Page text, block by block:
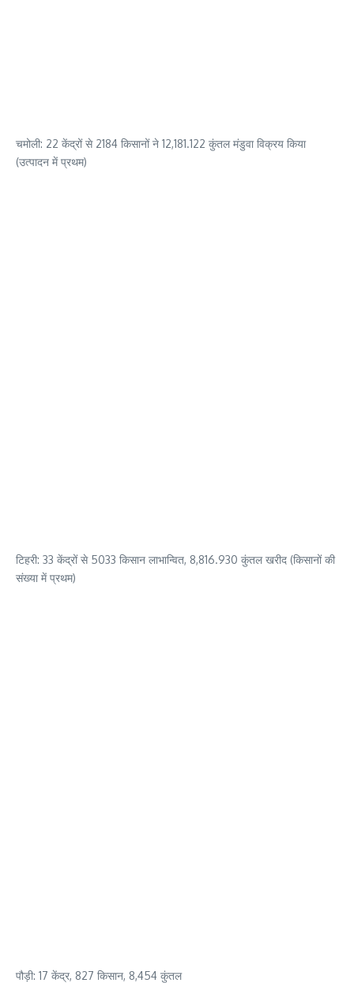
चमोली: 22 केंद्रों से 2184 किसानों ने 12,181.122 कुंतल मंडुवा विक्रय किया
(उत्पादन में प्रथम)
टिहरी: 33 केंद्रों से 5033 किसान लाभान्वित, 8,816.930 कुंतल खरीद (किसानों की
संख्या में प्रथम)
पौड़ी: 17 केंद्र, 827 किसान, 8,454 कुंतल